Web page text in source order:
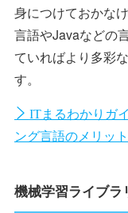
身につけておかな
言語やJavaなどの
ていればより多彩
す。
ITまるわかりガ
ング言語のメリッ
機械学習ライブラ